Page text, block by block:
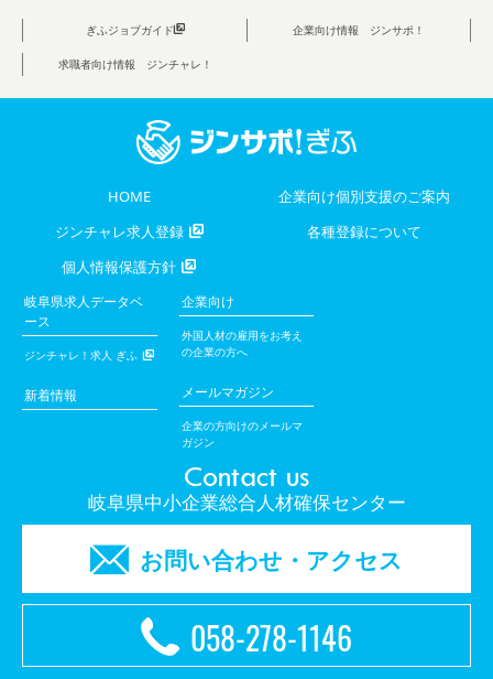
ぎふジョブガイド 企業向け情報 ジンサポ！
求職者向け情報 ジンチャレ！
HOME
企業向け個別支援のご案内
ジンチャレ求人登録
各種登録について
個人情報保護方針
岐阜県求人データベ
ース
ジンチャレ！求人 ぎふ
新着情報
企業向け
外国人材の雇用をお考え
の企業の方へ
メールマガジン
企業の方向けのメールマ
ガジン
Contact us
岐阜県中小企業総合人材確保センター
お問い合わせ・アクセス
058-278-1146